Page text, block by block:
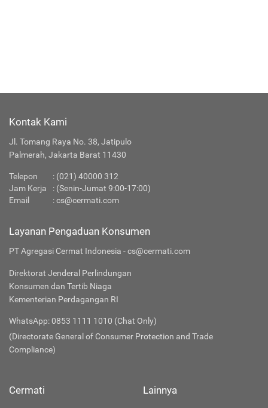
Kontak Kami
Jl. Tomang Raya No. 38, Jatipulo
Palmerah, Jakarta Barat 11430
Telepon : (021) 40000 312
Jam Kerja
: (Senin-Jumat 9:00-17:00)
Email
:cs@cermati.com
Layanan Pengaduan Konsumen
PT Agregasi Cermat Indonesia - cs@cermati.com
Direktorat Jenderal Perlindungan
Konsumen dan Tertib Niaga
Kementerian Perdagangan RI
WhatsApp: 0853 1111 1010 (Chat Only)
(Directorate General of Consumer Protection and Trade
Compliance)
Cermati Lainnya